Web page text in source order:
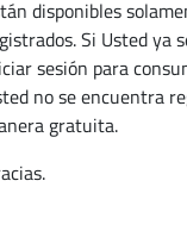
disponibles
Si Usted ya
sesión para
no se encuentra
gratuita.